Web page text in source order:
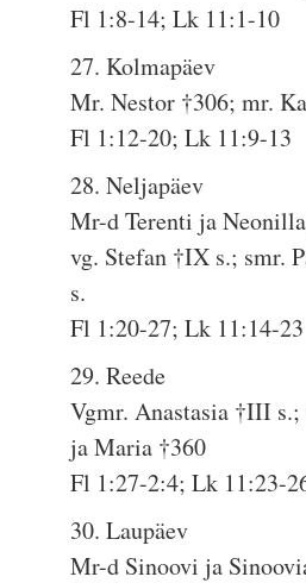
Fl 1:8-14; Lk 11:1-10
27. Kolmapäev
Mr. Nestor †306; mr.
Fl 1:12-20; Lk 11:9-13
28. Neljapäev
Mr-d Terenti ja
vg. Stefan †IX s.; smr.
s.
Fl 1:20-27; Lk 11:14-23
29. Reede
Vgmr. Anastasia †III
ja Maria †360
Fl 1:27-2:4; Lk 11:23-
30. Laupäev
Mr-d Sinoovi ja